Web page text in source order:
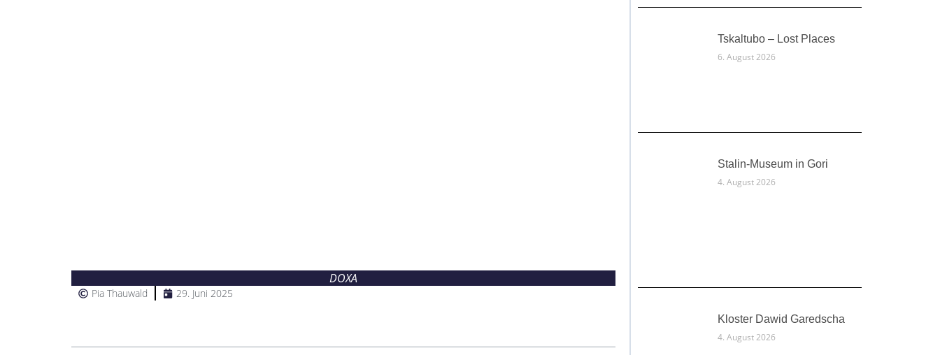
DOXA
Pia Thauwald 29. Juni 2025
Tskaltubo – Lost Places
6. August 2026
Stalin-Museum in Gori
4. August 2026
Kloster Dawid Garedscha
4. August 2026